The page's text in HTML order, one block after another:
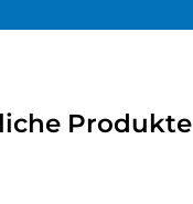
Produkte